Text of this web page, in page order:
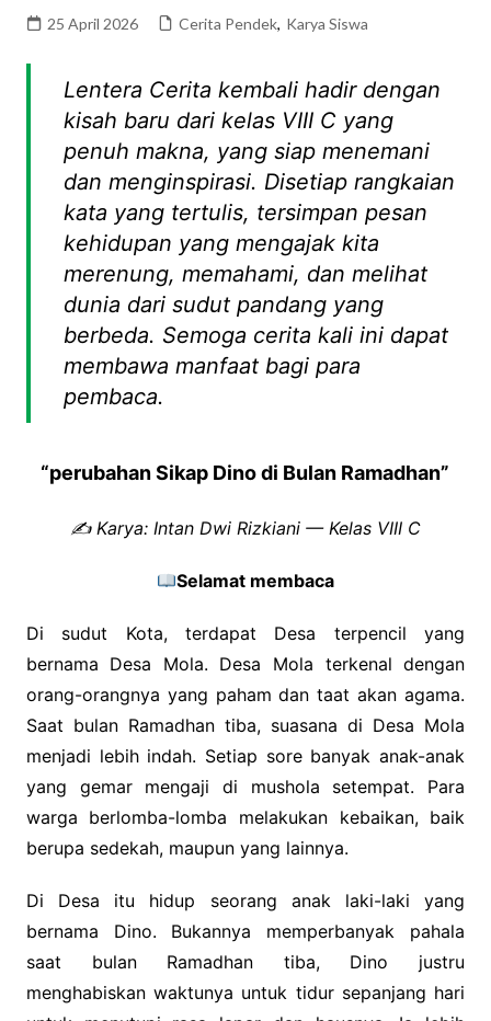
25 April 2026 Cerita Pendek, Karya Siswa
Lentera Cerita kembali hadir dengan
kisah baru dari kelas VIII C yang
penuh makna, yang siap menemani
dan menginspirasi. Disetiap rangkaian
kata yang tertulis, tersimpan pesan
kehidupan yang mengajak kita
merenung, memahami, dan melihat
dunia dari sudut pandang yang
berbeda. Semoga cerita kali ini dapat
membawa manfaat bagi para
pembaca.
“perubahan Sikap Dino di Bulan Ramadhan”
✍️ Karya: Intan Dwi Rizkiani — Kelas VIII C
Selamat membaca
Di sudut Kota, terdapat Desa terpencil yang
bernama Desa Mola. Desa Mola terkenal dengan
orang-orangnya yang paham dan taat akan agama.
Saat bulan Ramadhan tiba, suasana di Desa Mola
menjadi lebih indah. Setiap sore banyak anak-anak
yang gemar mengaji di mushola setempat. Para
warga berlomba-lomba melakukan kebaikan, baik
berupa sedekah, maupun yang lainnya.
Di Desa itu hidup seorang anak laki-laki yang
bernama Dino. Bukannya memperbanyak pahala
saat bulan Ramadhan tiba, Dino justru
menghabiskan waktunya untuk tidur sepanjang hari